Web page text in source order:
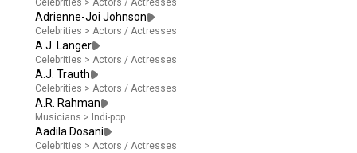
Celebrities > Actors / Actresses
Adrienne-Joi Johnson
Celebrities > Actors / Actresses
A.J. Langer
Celebrities > Actors / Actresses
A.J. Trauth
Celebrities > Actors / Actresses
A.R. Rahman
Musicians > Indi-pop
Aadila Dosani
Celebrities > Actors / Actresses